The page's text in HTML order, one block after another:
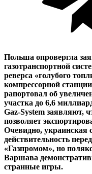
Польша опровергла
газотранспортной
реверса «голубого
компрессорной
рапортовал об
участка до 6,6
Gaz-System заявляют,
позволяет
Очевидно, украинская
действительность
«Газпромом», но
Варшава
странные игры.